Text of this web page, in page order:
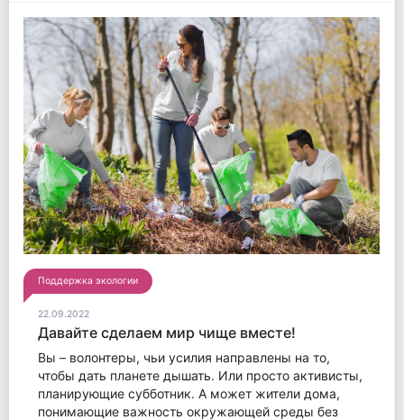
Поддержка экологии
22.09.2022
Давайте сделаем мир чище вместе!
Вы – волонтеры, чьи усилия направлены на то,
чтобы дать планете дышать. Или просто активисты,
планирующие субботник. А может жители дома,
понимающие важность окружающей среды без